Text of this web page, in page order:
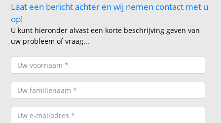
Laat een bericht achter en wij nemen contact met u
op!
U kunt hieronder alvast een korte beschrijving geven van
uw probleem of vraag...